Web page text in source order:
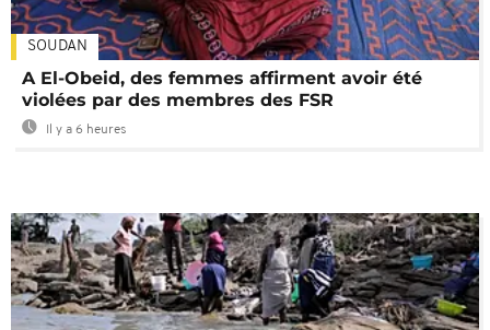
SOUDAN
A El-Obeid, des femmes affirment avoir été
violées par des membres des FSR
Il y a 6 heures